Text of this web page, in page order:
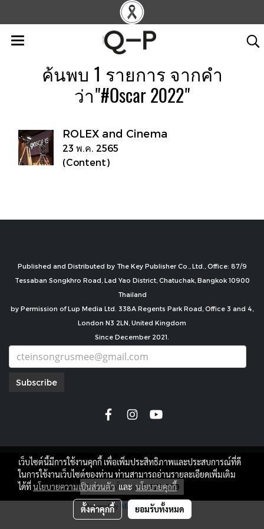
ค้นพบ 1 รายการ จากคำ
ว่า"#Oscar 2022"
ROLEX and Cinema
23 พ.ค. 2565
(Content)
Published and Distributed by The Key Publisher Co., Ltd., Office: 87/9
Tessaban Songkhro Road, Lad Yao District, Chatuchak, Bangkok 10900
Thailand
by Permission of Lup Media Ltd. 338A Regents Park Road, Office 3 and 4,
London N3 2LN, United Kingdom
Since December 2021.
Subscribe
copyright by
ผู้เข้าชมทั้งหมด7,671,309
Powered by MakeWebEasy.com
เว็บไซต์นี้มีการใช้งานคุกกี้ เพื่อเพิ่มประสิทธิภาพและประสบการณ์ที่ดี
ในการใช้งานเว็บไซต์ของท่าน ท่านสามารถอ่านรายละเอียดเพิ่มเติม
ได้ที่นโยบายความเป็นส่วนตัวและนโยบายคุกกี้
ตั้งค่าคุกกี้ ยอมรับทั้งหมด